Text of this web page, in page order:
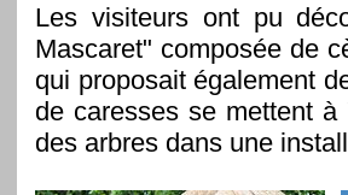
Les visiteurs ont pu
Mascaret" composée de
qui proposait également
de caresses se mettent
des arbres dans une